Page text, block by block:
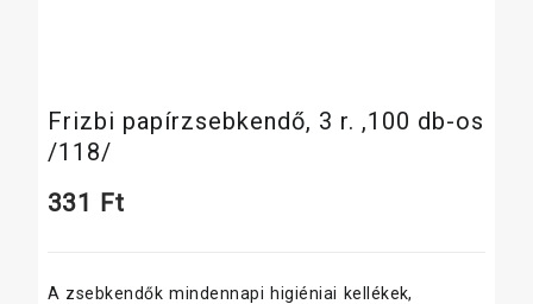
Frizbi papírzsebkendő, 3 r. ,100 db-os
/118/
331 Ft
A zsebkendők mindennapi higiéniai kellékek,